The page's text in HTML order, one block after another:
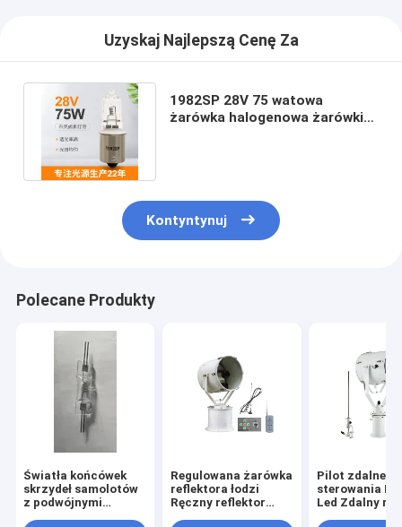
Uzyskaj Najlepszą Cenę Za
1982SP 28V 75 watowa
żarówka halogenowa żarówki
Kontyntynuj
Polecane Produkty
Światła końcówek
skrzydeł samolotów
z podwójnymi
Regulowana żarówka
reflektora łodzi
Ręczny reflektor
Pilot zdalnego
sterowania
Led Zdalny